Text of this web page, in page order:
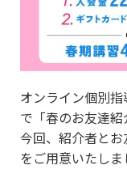
オンライン個別
で「春のお友達紹
今回、紹介者と
をご用意いたしま